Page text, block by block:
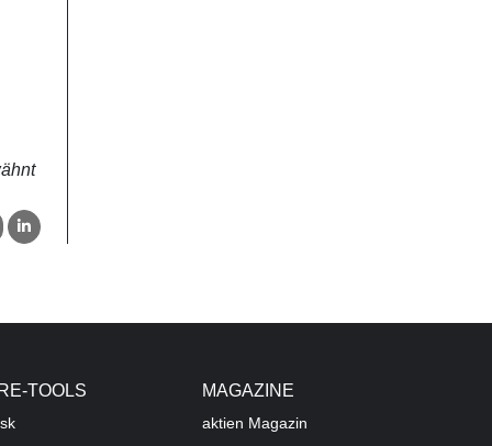
TOOLS MAGAZINE
aktien Magazin